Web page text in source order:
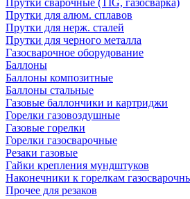
Прутки сварочные (TIG, газосварка)
Прутки для алюм. сплавов
Прутки для нерж. сталей
Прутки для черного металла
Газосварочное оборудование
Баллоны
Баллоны композитные
Баллоны стальные
Газовые баллончики и картриджи
Горелки газовоздушные
Газовые горелки
Горелки газосварочные
Резаки газовые
Гайки крепления мундштуков
Наконечники к горелкам
Прочее для резаков